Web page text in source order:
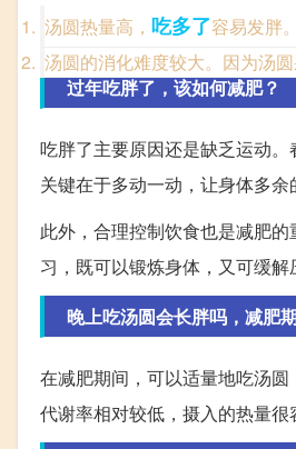
汤圆热量高， 吃多了容易发胖
汤圆的消化难度较大。因为汤
过年吃胖了，该如何减肥？
吃胖了主要原因还是缺乏运动
关键在于多动一动，让身体多余
此外，合理控制饮食也是减肥
习，既可以锻炼身体，又可缓解
晚上吃汤圆会长胖吗，减肥
在减肥期间，可以适量地吃汤
代谢率相对较低，摄入的热量很